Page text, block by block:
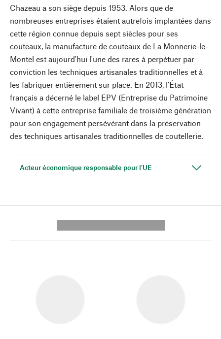
Chazeau a son siège depuis 1953. Alors que de
nombreuses entreprises étaient autrefois implantées dans
cette région connue depuis sept siècles pour ses
couteaux, la manufacture de couteaux de La Monnerie-le-
Montel est aujourd'hui l'une des rares à perpétuer par
conviction les techniques artisanales traditionnelles et à
les fabriquer entièrement sur place. En 2013, l'État
français a décerné le label EPV (Entreprise du Patrimoine
Vivant) à cette entreprise familiale de troisième génération
pour son engagement persévérant dans la préservation
des techniques artisanales traditionnelles de coutellerie.
Acteur économique responsable pour l'UE